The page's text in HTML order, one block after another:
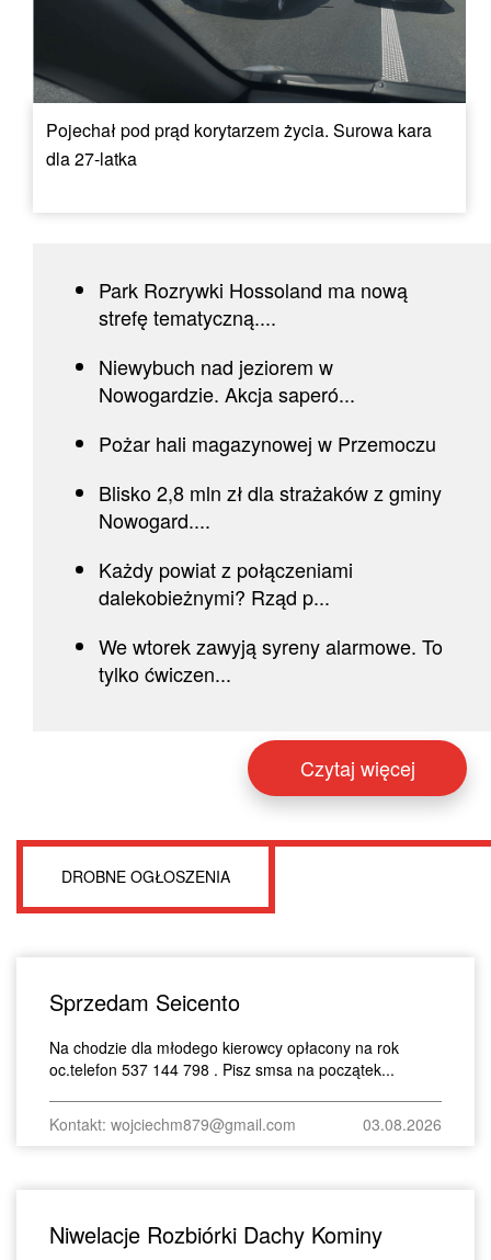
Pojechał pod prąd korytarzem życia. Surowa kara
dla 27-latka
Park Rozrywki Hossoland ma nową
strefę tematyczną....
Niewybuch nad jeziorem w
Nowogardzie. Akcja saperó...
Pożar hali magazynowej w Przemoczu
Blisko 2,8 mln zł dla strażaków z gminy
Nowogard....
Każdy powiat z połączeniami
dalekobieżnymi? Rząd p...
We wtorek zawyją syreny alarmowe. To
tylko ćwiczen...
Czytaj więcej
DROBNE OGŁOSZENIA
Sprzedam Seicento
Na chodzie dla młodego kierowcy opłacony na rok
oc.telefon 537 144 798 . Pisz smsa na początek...
Kontakt: wojciechm879@gmail.com 03.08.2026
Niwelacje Rozbiórki Dachy Kominy